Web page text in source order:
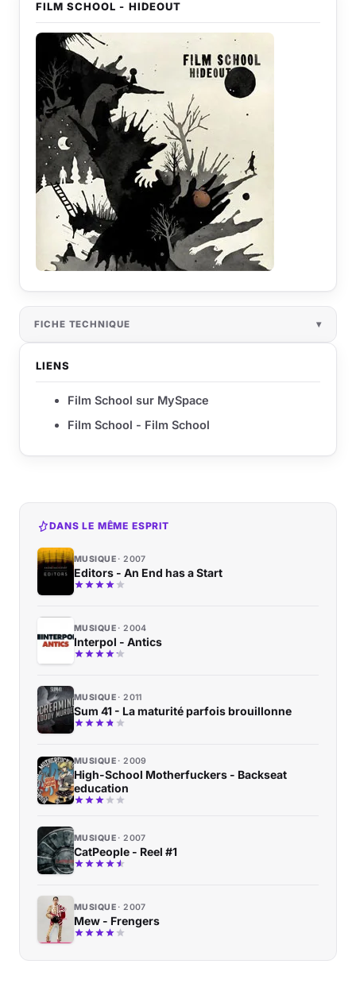
FILM SCHOOL - HIDEOUT
FICHE TECHNIQUE
LIENS
Film School sur MySpace
Film School - Film School
DANS LE MÊME ESPRIT
MUSIQUE 2007
Editors - An End has a Start
MUSIQUE 2004
Interpol - Antics
MUSIQUE 2011
Sum 41 - La maturité parfois brouillonne
MUSIQUE 2009
High-School Motherfuckers - Backseat
education
MUSIQUE 2007
CatPeople - Reel #1
MUSIQUE 2007
Mew - Frengers